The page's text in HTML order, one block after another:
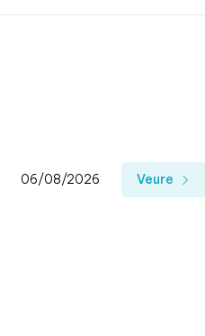
06/08/2026 Veure